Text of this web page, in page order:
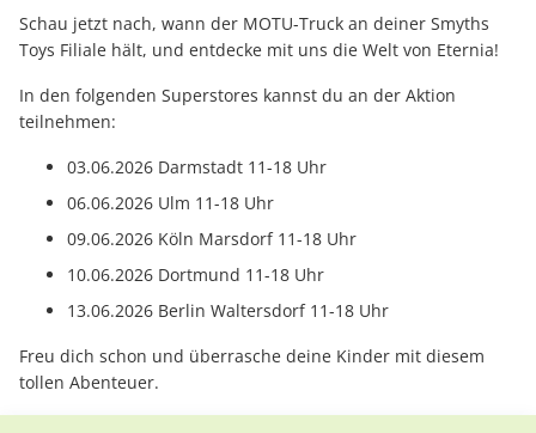
Schau jetzt nach, wann der MOTU-Truck an deiner Smyths
Toys Filiale hält, und entdecke mit uns die Welt von Eternia!
In den folgenden Superstores kannst du an der Aktion
teilnehmen:
03.06.2026 Darmstadt 11-18 Uhr
06.06.2026 Ulm 11-18 Uhr
09.06.2026 Köln Marsdorf 11-18 Uhr
10.06.2026 Dortmund 11-18 Uhr
13.06.2026 Berlin Waltersdorf 11-18 Uhr
Freu dich schon und überrasche deine Kinder mit diesem
tollen Abenteuer.